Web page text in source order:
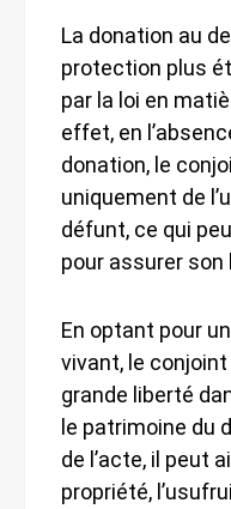
La donation au
protection plus
par la loi en
effet, en
donation, le
uniquement de
défunt, ce qui
pour assurer son
En optant pour
vivant, le conjoint
grande liberté
le patrimoine du
de l’acte, il peut
propriété,